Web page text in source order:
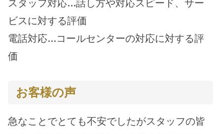
スタッフ対応…話し方や対応スピード、サー
ビスに対する評価
電話対応…コールセンターの対応に対する評
価
お客様の声
急なことでとても不安でしたがスタッフの皆